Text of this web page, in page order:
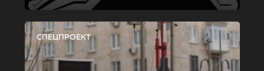
СПЕЦПРОЕКТ